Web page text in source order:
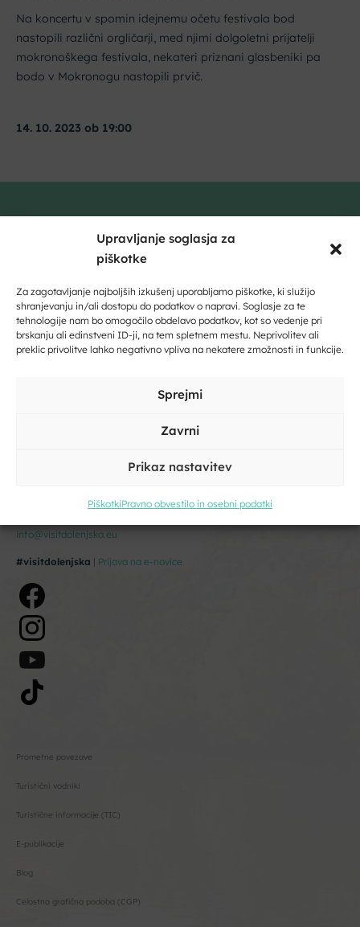
Upravljanje soglasja za
piškotke
Za zagotavljanje najboljših izkušenj uporabljamo piškotke, ki služijo
shranjevanju in/ali dostopu do podatkov o napravi. Soglasje za te
tehnologije nam bo omogočilo obdelavo podatkov, kot so vedenje pri
brskanju ali edinstveni ID-ji, na tem spletnem mestu. Neprivolitev ali
preklic privolitve lahko negativno vpliva na nekatere zmožnosti in funkcije.
Sprejmi
Zavrni
Prikaz nastavitev
PiškotkiPravno obvestilo in osebni podatki
Na koncertu v spomin idejnemu očetu festivala bod
nastopili različni orgličarji, med njimi dolgoletni prijatelji
mokronoškega festivala, nekateri priznani glasbeniki pa
bodo v Mokronogu nastopili prvič.
14. 10. 2023 ob 19:00
Podbreznik 15, 8000 Novo mesto
info@visitdolenjska.eu
#visitdolenjska | Prijava na e-novice
Prometne povezave
Turistični vodniki
Turistične informacije (TIC)
E-publikacije
Blog
Celostna grafična podoba (CGP)
Dobrodošli na Dolenjskem!
Vpišite svoj e-naslov
Vpišite svoje ime in priimek
Kliknite, če želite sprejeti piškotke
trženje in omogočiti to vsebino
Strinjam se s pogoji storitve in politiko zasebnosti. Z vašimi